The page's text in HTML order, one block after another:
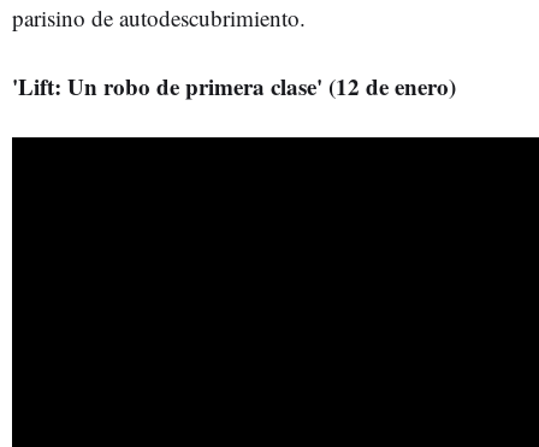
parisino de autodescubrimiento.
'Lift: Un robo de primera clase' (12 de enero)